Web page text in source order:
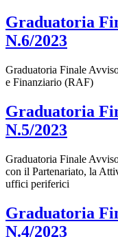
Graduatoria
N.6/2023
Graduatoria Finale
e Finanziario (RAF)
Graduatoria
N.5/2023
Graduatoria Finale
con il Partenariato, la
uffici periferici
Graduatoria
N.4/2023